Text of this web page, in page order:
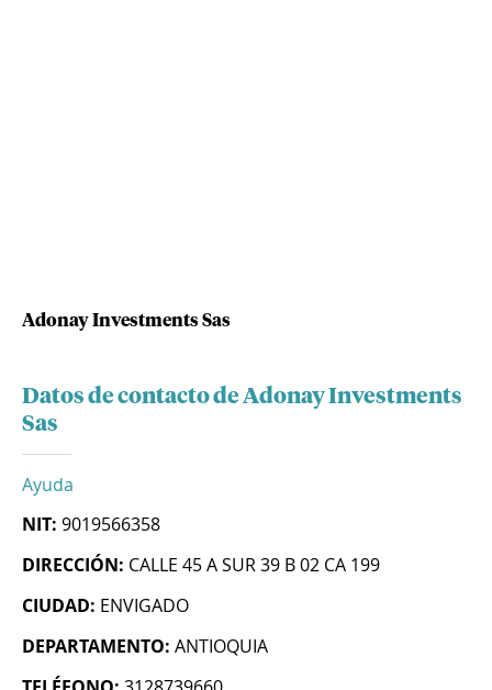
Adonay Investments Sas
Datos de contacto de Adonay Investments
Sas
Ayuda
NIT: 9019566358
DIRECCIÓN: CALLE 45 A SUR 39 B 02 CA 199
CIUDAD: ENVIGADO
DEPARTAMENTO: ANTIOQUIA